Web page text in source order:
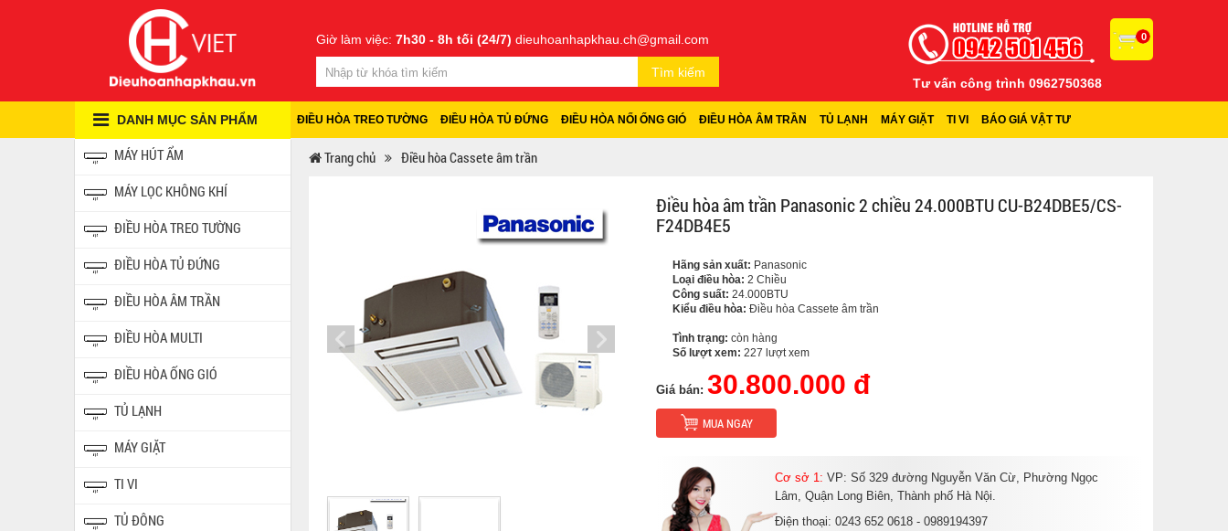
Giờ làm việc: 7h30 - 8h tối (24/7) dieuhoanhapkhau.ch@gmail.com
Tìm kiếm
0
Tư vấn công trình 0962750368
ĐIỀU HÒA TREO TƯỜNG ĐIỀU HÒA TỦ ĐỨNG ĐIỀU HÒA NỐI ỐNG GIÓ ĐIỀU HÒA ÂM TRẦN TỦ LẠNH MÁY GIẶT TI VI BÁO GIÁ VẬT TƯ
DANH MỤC SẢN PHẨM
MÁY HÚT ẨM
MÁY LỌC KHÔNG KHÍ
ĐIỀU HÒA TREO TƯỜNG
ĐIỀU HÒA TỦ ĐỨNG
ĐIỀU HÒA ÂM TRẦN
ĐIỀU HÒA MULTI
ĐIỀU HÒA ỐNG GIÓ
TỦ LẠNH
MÁY GIẶT
TI VI
TỦ ĐÔNG
Trang chủ Điều hòa Cassete âm trần
Điều hòa âm trần Panasonic 2 chiều 24.000BTU CU-B24DBE5/CS-
F24DB4E5
Hãng sản xuất: Panasonic
Loại điều hòa: 2 Chiều
Công suất: 24.000BTU
Kiểu điều hòa: Điều hòa Cassete âm trần
Tình trạng: còn hàng
Số lượt xem: 227 lượt xem
Giá bán: 30.800.000 đ
MUA NGAY
Cơ sở 1: VP: Số 329 đường Nguyễn Văn Cừ, Phường Ngọc
Lâm, Quận Long Biên, Thành phố Hà Nội.
Điện thoại: 0243 652 0618 - 0989194397